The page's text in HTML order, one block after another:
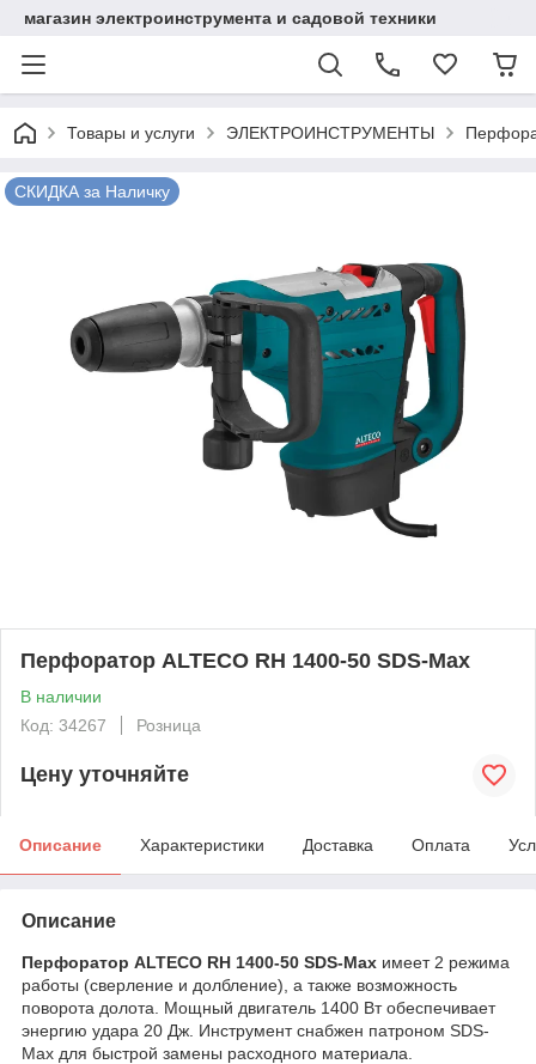
магазин электроинструмента и садовой техники
Товары и услуги ЭЛЕКТРОИНСТРУМЕНТЫ
СКИДКА за Наличку
Перфоратор ALTECO RH 1400-50 SDS-Max
В наличии
Код: 34267
Розница
Цену уточняйте
Описание Характеристики Доставка Оплата
Описание
Перфоратор ALTECO RH 1400-50 SDS-Max имеет 2 режима
работы (сверление и долбление), а также возможность
поворота долота. Мощный двигатель 1400 Вт обеспечивает
энергию удара 20 Дж. Инструмент снабжен патроном SDS-
Max для быстрой замены расходного материала.